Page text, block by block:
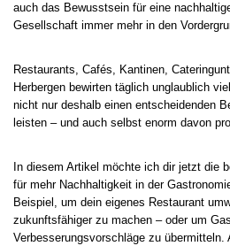
auch das Bewusstsein für eine
Gesellschaft immer mehr in den
Restaurants, Cafés, Kantinen,
Herbergen bewirten täglich unglaublich
nicht nur deshalb einen entscheidenden
leisten – und auch selbst enorm davon
In diesem Artikel möchte ich dir jetzt die
für mehr Nachhaltigkeit in der
Beispiel, um dein eigenes Restaurant
zukunftsfähiger zu machen – oder um
Verbesserungsvorschläge zu übermitteln.